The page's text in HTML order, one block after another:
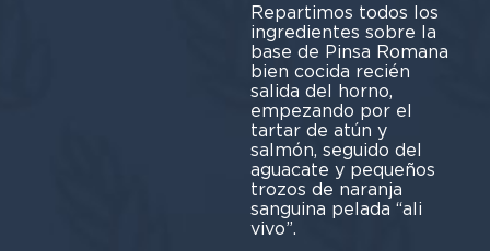
Repartimos todos los
ingredientes sobre la
base de Pinsa Romana
bien cocida recién
salida del horno,
empezando por el
tartar de atún y
salmón, seguido del
aguacate y pequeños
trozos de naranja
sanguina pelada “ali
vivo”.